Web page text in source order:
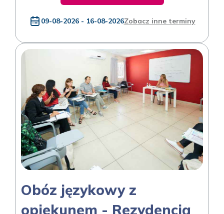
09-08-2026 - 16-08-2026Zobacz inne terminy
Obóz językowy z
opiekunem - Rezydencja